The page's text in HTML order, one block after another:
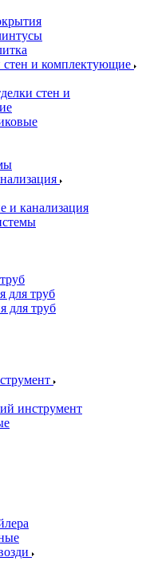
стен и комплектующие
стен и
и канализация
для труб
для труб
инструмент